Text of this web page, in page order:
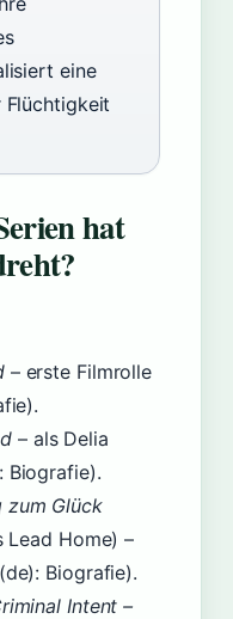
eine
Flüchtigkeit
hat
– erste Filmrolle
– als Delia
Biografie).
zum Glück
Lead Home) –
Biografie).
Intent –